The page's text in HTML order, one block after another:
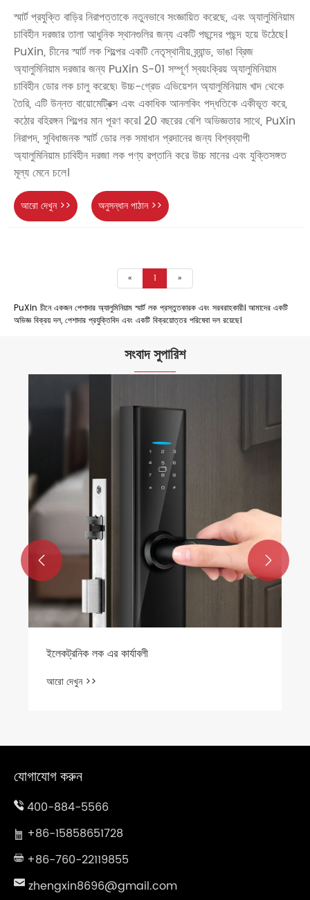
স্মার্ট প্রযুক্তি বাড়ির নিরাপত্তাকে নতুনভাবে সংজ্ঞায়িত করেছে, এবং অ্যালুমিনিয়াম
চাবিহীন দরজার তালা আধুনিক স্থানগুলির জন্য একটি পছন্দের পছন্দ হয়ে উঠেছে।
PuXin, চীনের স্মার্ট লক শিল্পের একটি নেতৃস্থানীয় ব্র্যান্ড, ভাঙা ব্রিজ
অ্যালুমিনিয়াম দরজার জন্য PuXin S-01 সম্পূর্ণ স্বয়ংক্রিয় অ্যালুমিনিয়াম
চাবিহীন ডোর লক চালু করেছে৷ উচ্চ-গ্রেড এভিয়েশন অ্যালুমিনিয়াম খাদ থেকে
তৈরি, এটি উন্নত বায়োমেট্রিক্স এবং একাধিক আনলকিং পদ্ধতিকে একীভূত করে,
কঠোর বহিরঙ্গন শিল্পের মান পূরণ করে। 20 বছরের বেশি অভিজ্ঞতার সাথে, PuXin
নিরাপদ, সুবিধাজনক স্মার্ট ডোর লক সমাধান প্রদানের জন্য বিশ্বব্যাপী
অ্যালুমিনিয়াম চাবিহীন দরজা লক পণ্য রপ্তানি করে উচ্চ মানের এবং যুক্তিসঙ্গত
মূল্য মেনে চলে।
আরো দেখুন >> অনুসন্ধান পাঠান >>
« 1 »
PuXin চীনে একজন পেশাদার অ্যালুমিনিয়াম স্মার্ট লক প্রস্তুতকারক এবং সরবরাহকারী। আমাদের একটি
অভিজ্ঞ বিক্রয় দল, পেশাদার প্রযুক্তিবিদ এবং একটি বিক্রয়োত্তর পরিষেবা দল রয়েছে।
সংবাদ সুপারিশ
স্মার্ট লকের সুবিধা
আরো দেখুন >>
 
যোগাযোগ করুন
400-884-5566
+86-15858651728
+86-760-22119855
zhengxin8696@gmail.com